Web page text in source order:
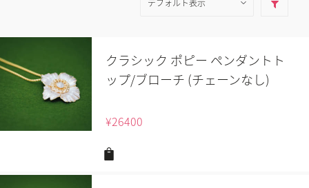
クラシック ポピー ペンダントト
ップ/ブローチ (チェーンなし)
¥26400